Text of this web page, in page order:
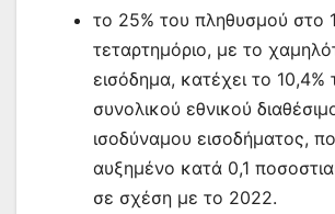
το 25% του πληθυσμού στο
τεταρτημόριο, με το
εισόδημα, κατέχει το 10,4%
συνολικού εθνικού
ισοδύναμου εισοδήματος,
αυξημένο κατά 0,1
σε σχέση με το 2022.